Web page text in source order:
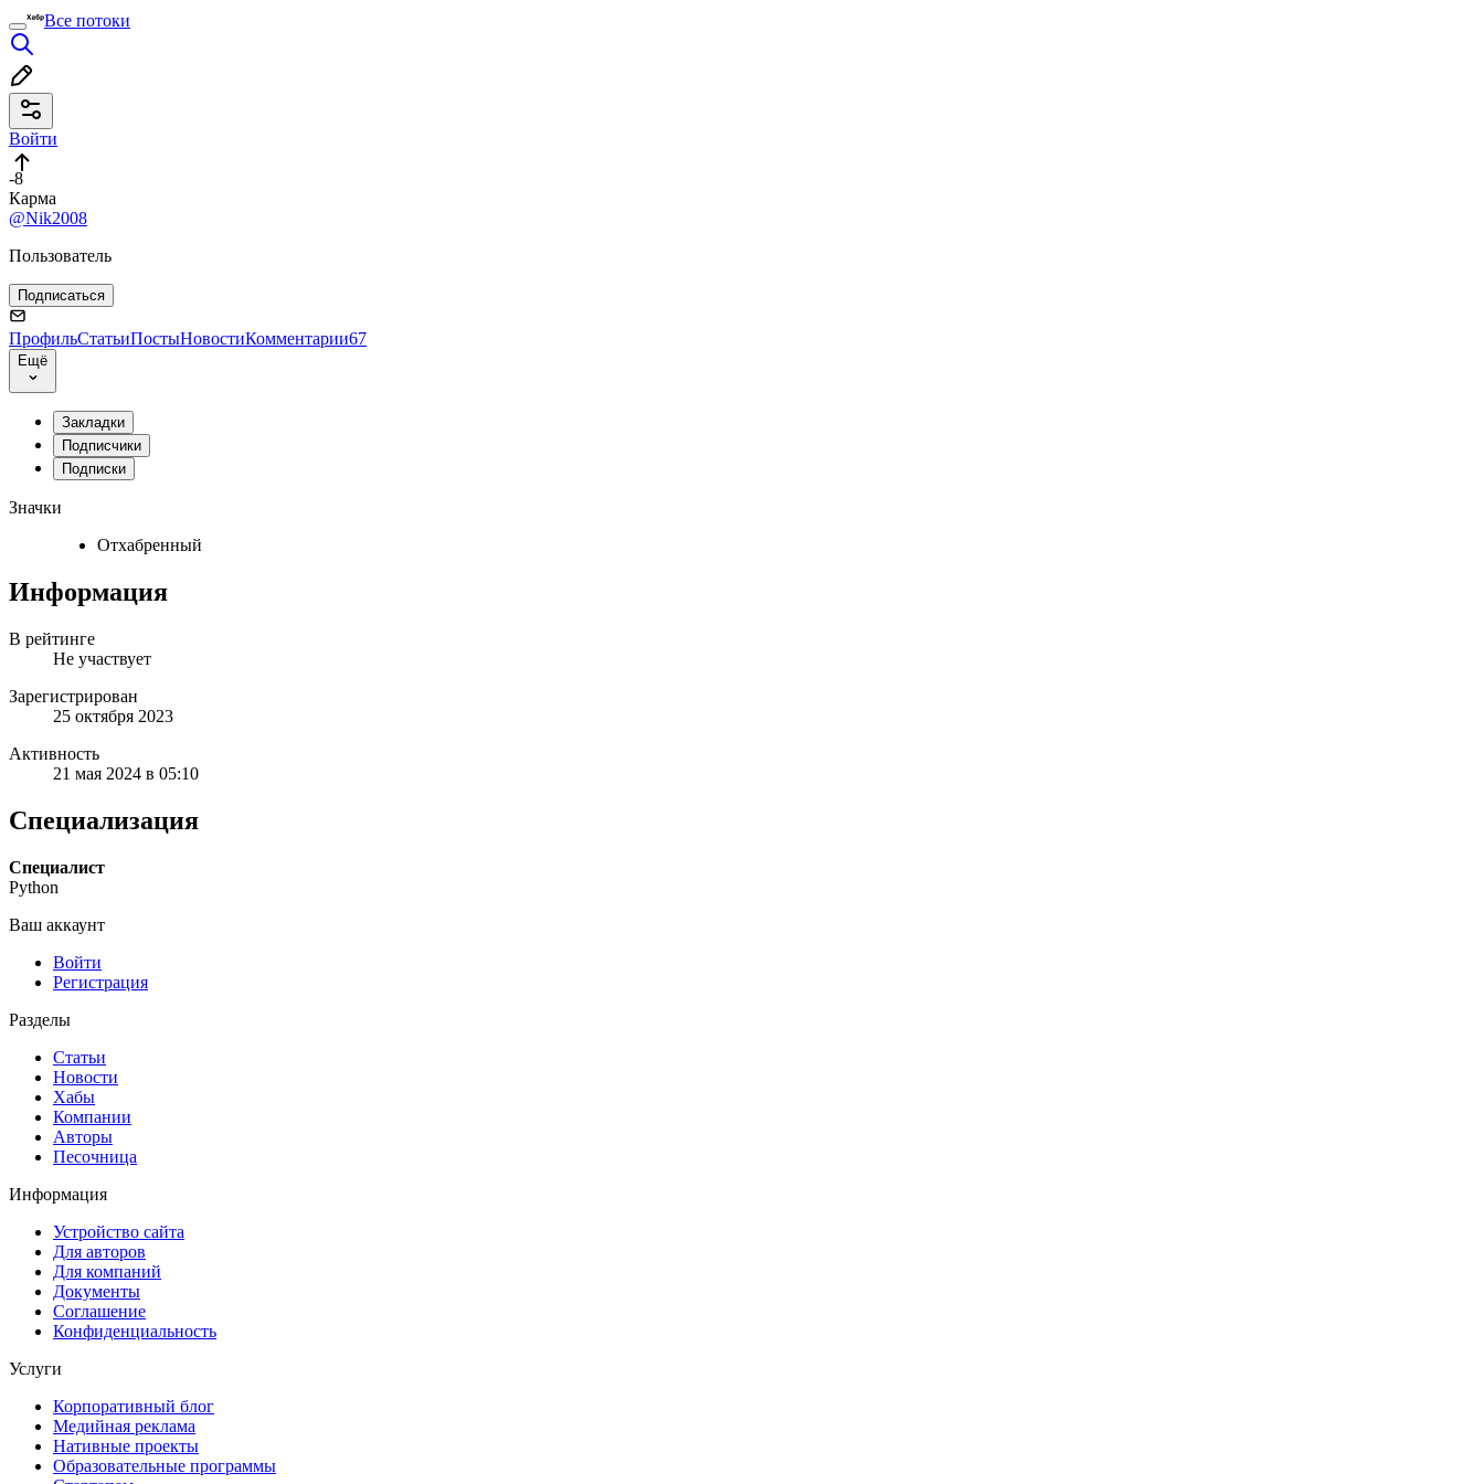
Все потоки
Войти
-8
Карма
@Nik2008
Пользователь
Подписаться
ПрофильСтатьиПостыНовостиКомментарии67
Ещё
Закладки
Подписчики
Подписки
Значки
Отхабренный
Информация
В рейтинге
Не участвует
Зарегистрирован
25 октября 2023
Активность
21 мая 2024 в 05:10
Специализация
Специалист
Python
Ваш аккаунт
Войти
Регистрация
Разделы
Статьи
Новости
Хабы
Компании
Авторы
Песочница
Информация
Устройство сайта
Для авторов
Для компаний
Документы
Соглашение
Конфиденциальность
Услуги
Корпоративный блог
Медийная реклама
Нативные проекты
Образовательные программы